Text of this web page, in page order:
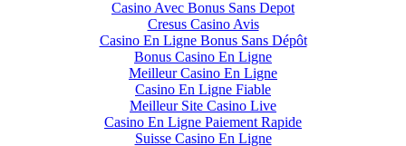
Casino Avec Bonus Sans Depot
Cresus Casino Avis
Casino En Ligne Bonus Sans Dépôt
Bonus Casino En Ligne
Meilleur Casino En Ligne
Casino En Ligne Fiable
Meilleur Site Casino Live
Casino En Ligne Paiement Rapide
Suisse Casino En Ligne